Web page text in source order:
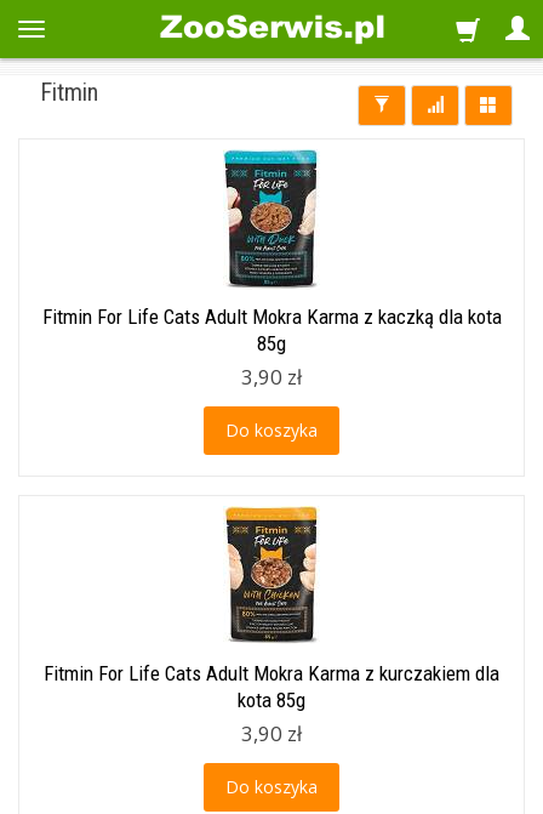
Fitmin
Fitmin For Life Cats Adult Mokra Karma z kaczką dla kota
85g
3,90 zł
Do koszyka
Fitmin For Life Cats Adult Mokra Karma z kurczakiem dla
kota 85g
3,90 zł
Do koszyka